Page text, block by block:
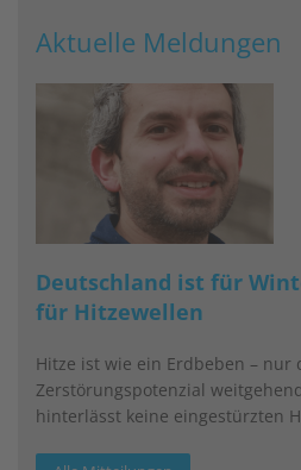
Aktuelle Meldungen
Deutschland ist für
für Hitzewellen
Hitze ist wie ein Erdbeben – nur
Zerstörungspotenzial
hinterlässt keine eingestürzten